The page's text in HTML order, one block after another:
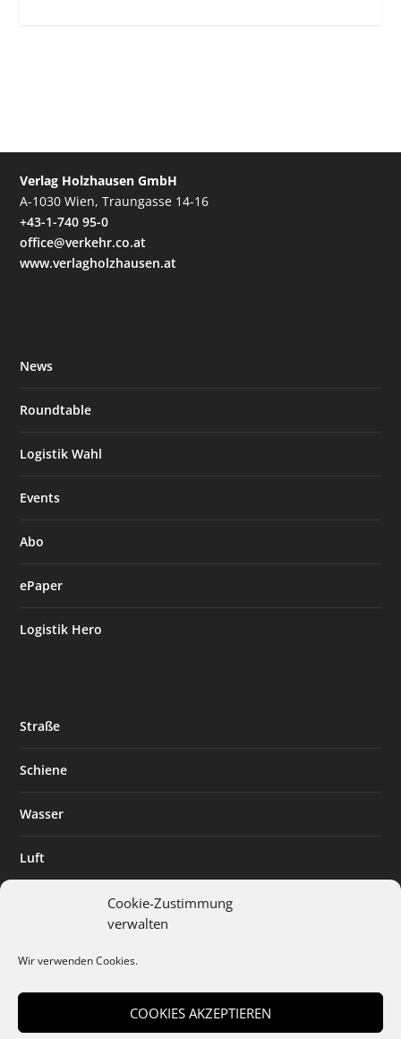
Cookie-Zustimmung
verwalten
Wir verwenden Cookies.
COOKIES AKZEPTIEREN
Verlag Holzhausen GmbH
A-1030 Wien, Traungasse 14-16
+43-1-740 95-0
office@verkehr.co.at
www.verlagholzhausen.at
News
Roundtable
Logistik Wahl
Events
Abo
ePaper
Logistik Hero
Straße
Schiene
Wasser
Luft
Digitalisierung